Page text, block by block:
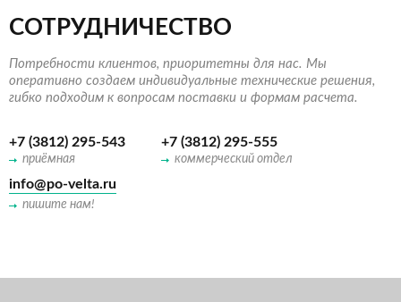
СОТРУДНИЧЕСТВО
Потребности клиентов, приоритетны для нас. Мы
оперативно создаем индивидуальные технические решения,
гибко подходим к вопросам поставки и формам расчета.
+7 (3812) 295-543
приёмная
+7 (3812) 295-555
коммерческий отдел
info@po-velta.ru
пишите нам!